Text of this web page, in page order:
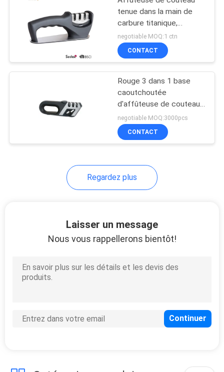
tenue dans la main de
carbure titanique,
affûteuse de couteau
professionnelle de
cuisiniers
negotiable MOQ:1 ctn
CONTACT
Rouge 3 dans 1 base
caoutchoutée
d'affûteuse de couteau
de poignée pour le
combat découpant, filet
negotiable MOQ:3000pcs
CONTACT
Regardez plus
Laisser un message
Nous vous rappellerons bientôt!